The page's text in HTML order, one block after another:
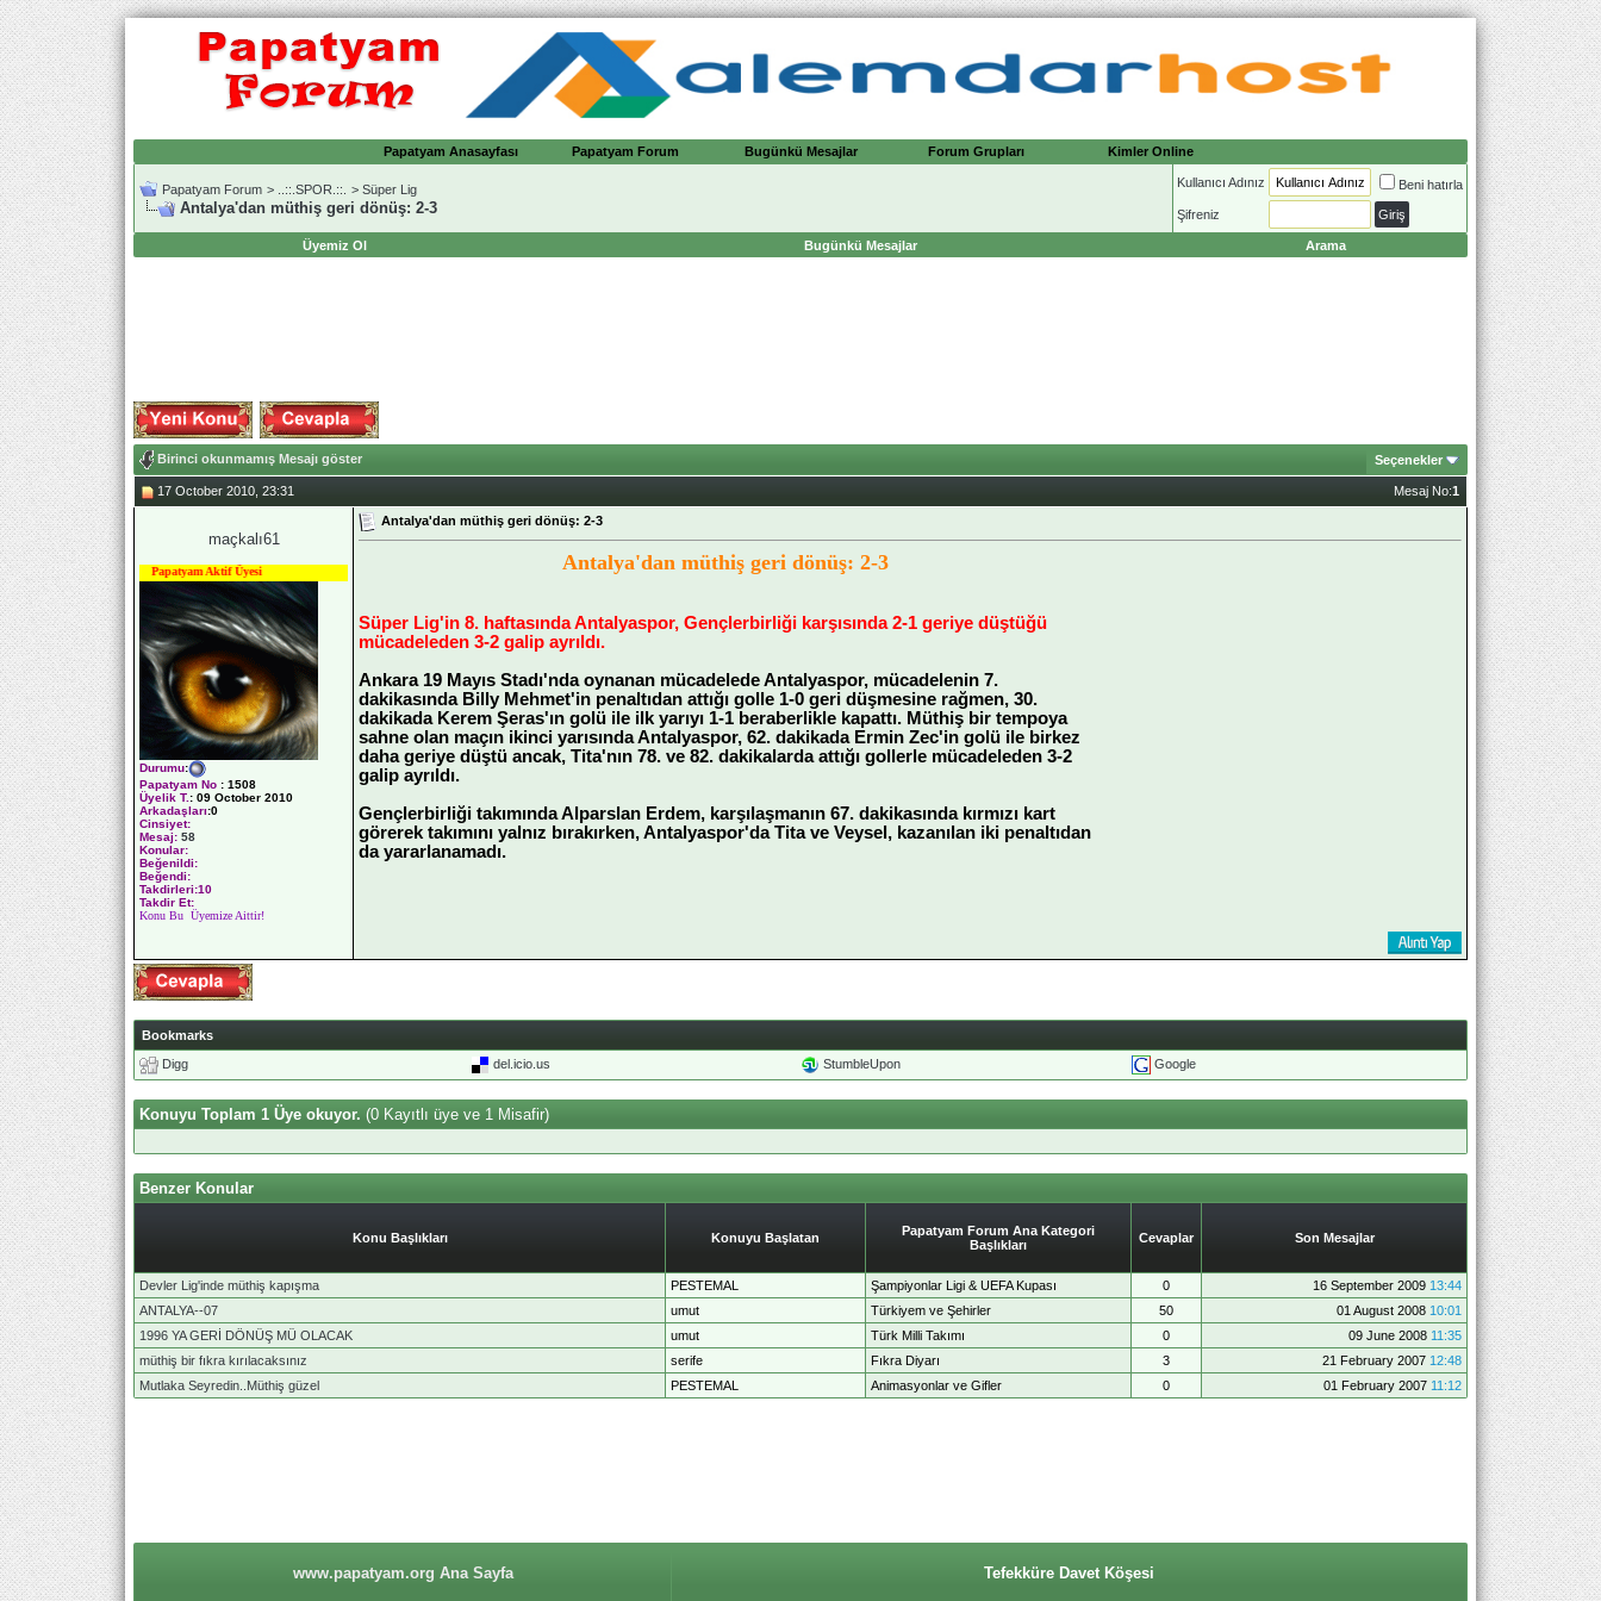
Papatyam Anasayfası Papatyam Forum Bugünkü Mesajlar Forum Grupları Kimler Online
Papatyam Forum > ..::.SPOR.::. > Süper Lig
Antalya'dan müthiş geri dönüş: 2-3
Kullanıcı Adınız Beni hatırla
Şifreniz
Üyemiz Ol Bugünkü Mesajlar Arama
Birinci okunmamış Mesajı göster Seçenekler
17 October 2010, 23:31 Mesaj No:1
maçkalı61
Papatyam Aktif Üyesi
Durumu:
Papatyam No : 1508
Üyelik T.: 09 October 2010
Arkadaşları:0
Cinsiyet:
Mesaj: 58
Konular:
Beğenildi:
Beğendi:
Takdirleri:10
Takdir Et:
Konu Bu Üyemize Aittir!
Antalya'dan müthiş geri dönüş: 2-3
Antalya'dan müthiş geri dönüş: 2-3
Süper Lig'in 8. haftasında Antalyaspor, Gençlerbirliği karşısında 2-1 geriye düştüğü
mücadeleden 3-2 galip ayrıldı.
Ankara 19 Mayıs Stadı'nda oynanan mücadelede Antalyaspor, mücadelenin 7.
dakikasında Billy Mehmet'in penaltıdan attığı golle 1-0 geri düşmesine rağmen, 30.
dakikada Kerem Şeras'ın golü ile ilk yarıyı 1-1 beraberlikle kapattı. Müthiş bir tempoya
sahne olan maçın ikinci yarısında Antalyaspor, 62. dakikada Ermin Zec'in golü ile birkez
daha geriye düştü ancak, Tita'nın 78. ve 82. dakikalarda attığı gollerle mücadeleden 3-2
galip ayrıldı.
Gençlerbirliği takımında Alparslan Erdem, karşılaşmanın 67. dakikasında kırmızı kart
görerek takımını yalnız bırakırken, Antalyaspor'da Tita ve Veysel, kazanılan iki penaltıdan
da yararlanamadı.
Bookmarks
Digg
del.icio.us StumbleUpon Google
Konuyu Toplam 1 Üye okuyor. (0 Kayıtlı üye ve 1 Misafir)
Benzer Konular
Konu Başlıkları Konuyu Başlatan
Papatyam Forum Ana Kategori
Başlıkları
Cevaplar Son Mesajlar
Devler Lig'inde müthiş kapışma PESTEMAL Şampiyonlar Ligi & UEFA Kupası 0 16 September 2009 13:44
ANTALYA--07
umut Türkiyem ve Şehirler 50 01 August 2008 10:01
1996 YA GERİ DÖNÜŞ MÜ OLACAK
umut Türk Milli Takımı 0 09 June 2008 11:35
müthiş bir fıkra kırılacaksınız
serife Fıkra Diyarı 3 21 February 2007 12:48
Mutlaka Seyredin..Müthiş güzel
PESTEMAL Animasyonlar ve Gifler 0 01 February 2007 11:12
www.papatyam.org Ana Sayfa Tefekküre Davet Köşesi